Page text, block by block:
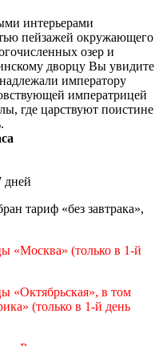
интерьерами
пейзажей окружающего
озер и
дворцу Вы увидите
императору
императрицей
где царствуют поистине
тариф «без завтрака»,
«Москва» (только в 1-й
«Октябрьская», в том
(только в 1-й день